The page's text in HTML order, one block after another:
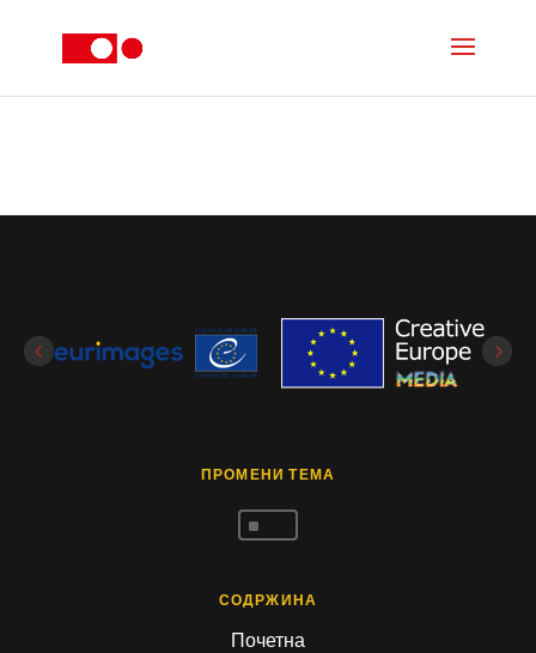
ПРОМЕНИ ТЕМА
^
СОДРЖИНА
Почетна